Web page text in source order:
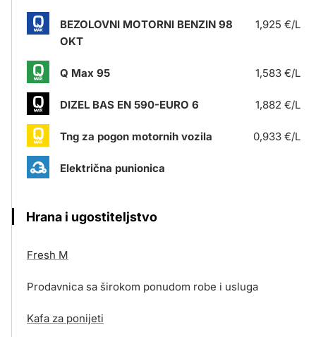
BEZOLOVNI MOTORNI BENZIN 98
OKT
1,925 €/L
Q Max 95 1,583 €/L
DIZEL BAS EN 590-EURO 6 1,882 €/L
Tng za pogon motornih vozila 0,933 €/L
Električna punionica
Hrana i ugostiteljstvo
Fresh M
Prodavnica sa širokom ponudom robe i usluga
Kafa za ponijeti